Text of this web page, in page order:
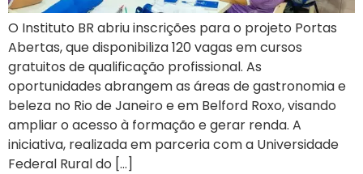
O Instituto BR abriu inscrições para o projeto Portas
Abertas, que disponibiliza 120 vagas em cursos
gratuitos de qualificação profissional. As
oportunidades abrangem as áreas de gastronomia e
beleza no Rio de Janeiro e em Belford Roxo, visando
ampliar o acesso à formação e gerar renda. A
iniciativa, realizada em parceria com a Universidade
Federal Rural do […]